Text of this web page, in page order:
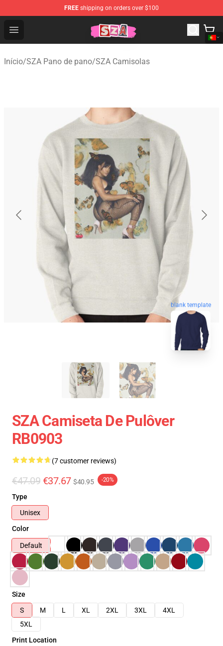
FREE shipping on orders over $100
Open menu
SZA Shop - Official SZA Merchandise Store
Início/SZA Pano de pano/SZA Camisolas
blank template
SZA Camiseta De Pulôver
RB0903
(7 customer reviews)
€47.09 €37.67 $40.95 -20%
Type
Unisex
Color
Default
Size
S
M L XL 2XL 3XL
4XL
5XL
Print Location